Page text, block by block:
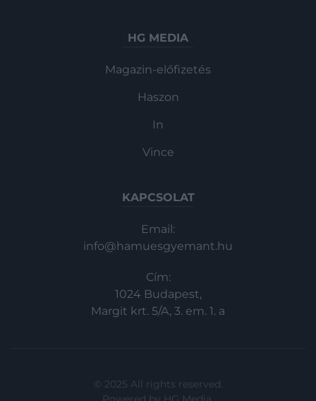
HG MEDIA
Magazin-előfizetés
Haszon
In
Vince
KAPCSOLAT
Email:
info@hamuesgyemant.hu
Cím:
1024 Budapest,
Margit krt. 5/A, 3. em. 1. a
© 2025 All rights reserved.